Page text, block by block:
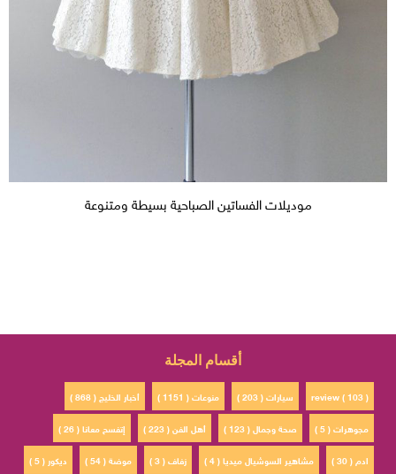
موديلات الفساتين الصباحية بسيطة ومتنوعة
أقسام المجلة
أخبار الخليج ( 868 ) منوعات ( 1151 ) سيارات ( 203 )
review ( 103 )
إتفسح معانا ( 26 )
أهل الفن ( 223 ) صحة وجمال ( 123 )
مجوهرات ( 5 )
ديكور ( 5 )
موضة ( 54 ) زفاف ( 3 ) مشاهير السوشيال ميديا ( 4 )
ادم ( 30 )